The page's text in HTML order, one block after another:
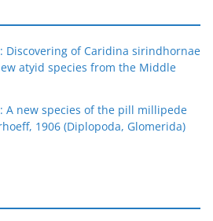
Discovering of Caridina sirindhornae
atyid species from the Middle
A new species of the pill millipede
1906 (Diplopoda, Glomerida)